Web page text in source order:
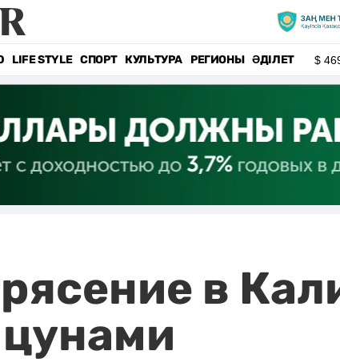
LIFE STYLE СПОРТ КУЛЬТУРА РЕГИОНЫ ӘДІЛЕТ $
в